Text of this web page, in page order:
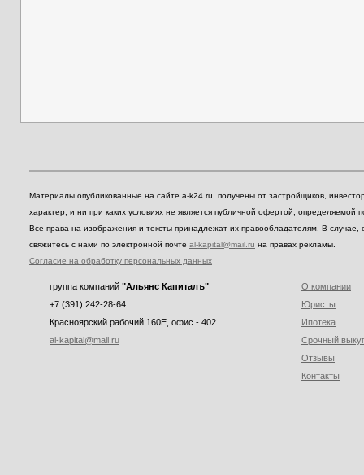
Материалы опубликованные на сайте a-k24.ru, получены от застройщиков,
характер, и ни при каких условиях не является публичной офертой,
Все права на изображения и тексты принадлежат их правообладателям. В
свяжитесь с нами по электронной почте al-kapital@mail.ru на правах рекламы.
Согласие на обработку персональных данных
группа компаний "Альянс Капиталъ"
+7 (391) 242-28-64
Красноярский рабочий 160E, офис - 402
al-kapital@mail.ru
О компании
Юристы
Ипотека
Срочный
Отзывы
Контакты